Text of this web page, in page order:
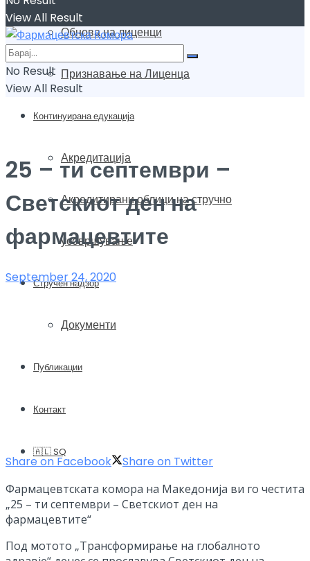
Обнова на лиценци
Признавање на Лиценца
Континуирана едукација
Акредитација
Акредитирани облици на стручно
усовршување
Стручен надзор
Документи
Публикации
Контакт
🇦🇱 SQ
View All Result
No Result
View All Result
25 – ти септември –
Светскиот ден на
фармацевтите
September 24, 2020
Share on Facebook Share on Twitter
Фармацевтската комора на Македонија ви го честита
„25 – ти септември – Светскиот ден на
фармацевтите“
Под мотото „Трансформирање на глобалното